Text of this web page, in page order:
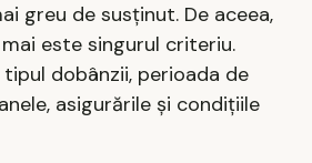
greu de susținut. De aceea,
este singurul criteriu.
dobânzii, perioada de
asigurările și condițiile